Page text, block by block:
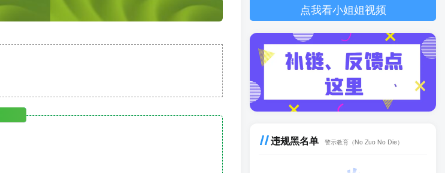
点我看小姐姐视频
违规黑名单 警示教育（No Zuo No Die）